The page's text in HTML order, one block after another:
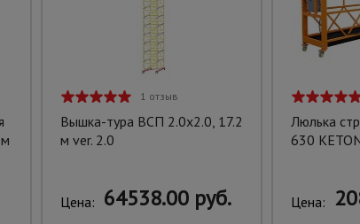
1 отзыв
Вышка-тура ВСП 2.0х2.0, 17.2
м ver. 2.0
Цена: 64538.00 руб.
Люлька
630
Цена: